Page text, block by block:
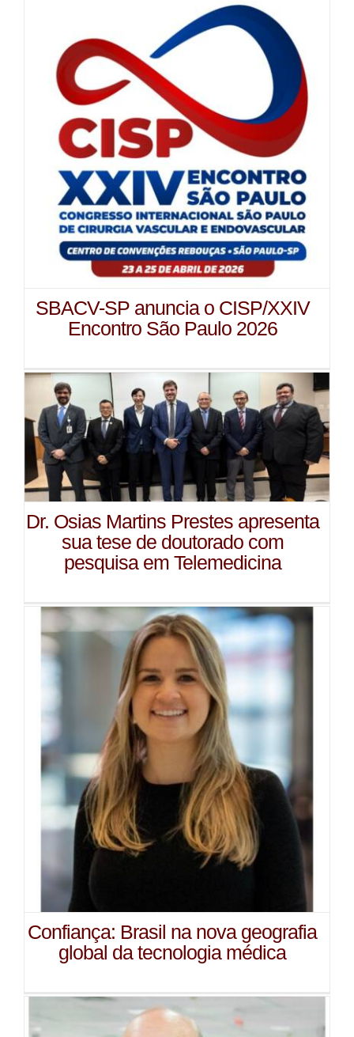
SBACV-SP anuncia o CISP/XXIV
Encontro São Paulo 2026
Dr. Osias Martins Prestes apresenta
sua tese de doutorado com
pesquisa em Telemedicina
Confiança: Brasil na nova geografia
global da tecnologia médica